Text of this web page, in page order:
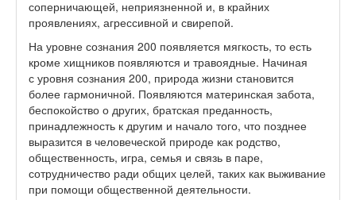
соперничающей, неприязненной и, в крайних
проявлениях, агрессивной и свирепой.
На уровне сознания 200 появляется мягкость, то есть
кроме хищников появляются и травоядные. Начиная
с уровня сознания 200, природа жизни становится
более гармоничной. Появляются материнская забота,
беспокойство о других, братская преданность,
принадлежность к другим и начало того, что позднее
выразится в человеческой природе как родство,
общественность, игра, семья и связь в паре,
сотрудничество ради общих целей, таких как выживание
при помощи общественной деятельности.